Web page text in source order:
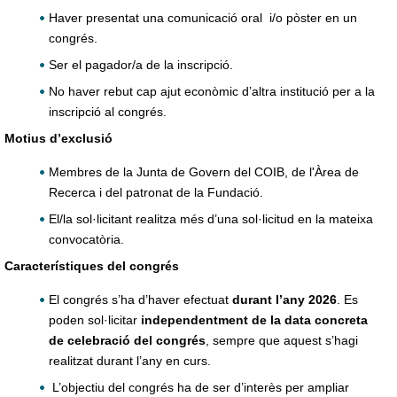
Haver presentat una comunicació oral i/o pòster en un
congrés.
Ser el pagador/a de la inscripció.
No haver rebut cap ajut econòmic d’altra institució per a la
inscripció al congrés.
Motius d’exclusió
Membres de la Junta de Govern del COIB, de l'Àrea de
Recerca i del patronat de la Fundació.
El/la sol·licitant realitza més d’una sol·licitud en la mateixa
convocatòria.
Característiques del congrés
El congrés s’ha d’haver efectuat durant l’any 2026. Es
poden sol·licitar independentment de la data concreta
de celebració del congrés, sempre que aquest s’hagi
realitzat durant l’any en curs.
L’objectiu del congrés ha de ser d’interès per ampliar